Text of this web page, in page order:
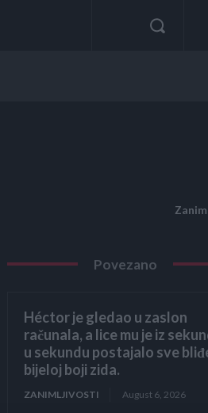
Povezano
Héctor je gledao u zaslon
računala, a lice mu je iz
u sekundu postajalo sve
bijeloj boji zida.
ZANIMLJIVOSTI August 6, 2026